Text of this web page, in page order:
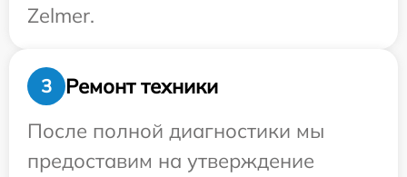
Zelmer.
3
Ремонт техники
После полной диагностики мы
предоставим на утверждение